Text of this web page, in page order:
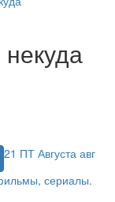
21 ПТ Августа авг